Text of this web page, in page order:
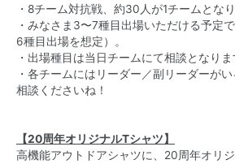
・8チーム対抗戦、約30人が1チームとなり
・みなさま3〜7種目出場いただける予定
6種目出場を想定）。
・出場種目は当日チームにて相談となりま
・各チームにはリーダー／副リーダーが
相談くださいね！
【20周年オリジナルTシャツ】
高機能アウトドアシャツに、20周年オリ